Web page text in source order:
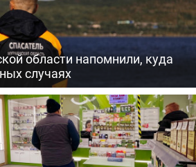
области напомнили, куда
случаях